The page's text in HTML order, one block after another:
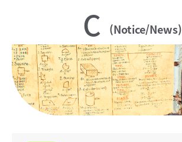
C (Notice/News)